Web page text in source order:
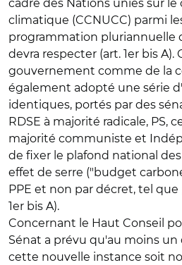
cadre des Nations unies sur
climatique (CCNUCC) parmi
programmation pluriannuelle
devra respecter (art. 1er bis A).
gouvernement comme de la
également adopté une série
identiques, portés par des
RDSE à majorité radicale, PS,
majorité communiste et
de fixer le plafond national
effet de serre ("budget
PPE et non par décret, tel
1er bis A).
Concernant le Haut Conseil
Sénat a prévu qu'au moins
cette nouvelle instance soit